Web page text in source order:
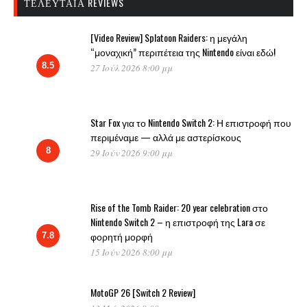
8.5
[Video Review] Splatoon Raiders: η μεγάλη
“μοναχική” περιπέτεια της Nintendo είναι εδώ!
27 Ιούλ 2026 8:00 μμ
8
Star Fox για το Nintendo Switch 2: Η επιστροφή που
περιμέναμε — αλλά με αστερίσκους
29 Ιούν 2026 9:00 μμ
7.8
Rise of the Tomb Raider: 20 year celebration στο
Nintendo Switch 2 – η επιστροφή της Lara σε
φορητή μορφή
15 Ιούν 2026 8:00 μμ
MotoGP 26 [Switch 2 Review]